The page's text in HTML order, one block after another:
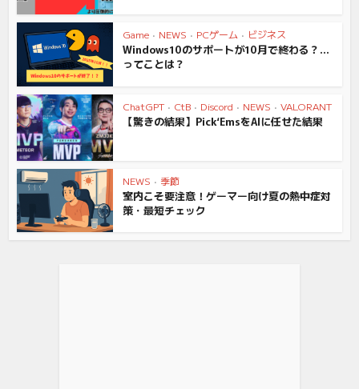
Game • NEWS • PCゲーム • ビジネス
Windows10のサポートが10月で終わる？…
ってことは？
ChatGPT • CtB • Discord • NEWS • VALORANT
【驚きの結果】Pick‘EmsをAIに任せた結果
NEWS • 季節
室内こそ要注意！ゲーマー向け夏の熱中症対
策・最短チェック